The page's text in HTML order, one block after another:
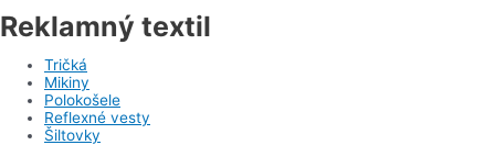
Reklamný textil
Tričká
Mikiny
Polokošele
Reflexné vesty
Šiltovky